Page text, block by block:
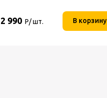
2 990 Р/ шт. В корзину